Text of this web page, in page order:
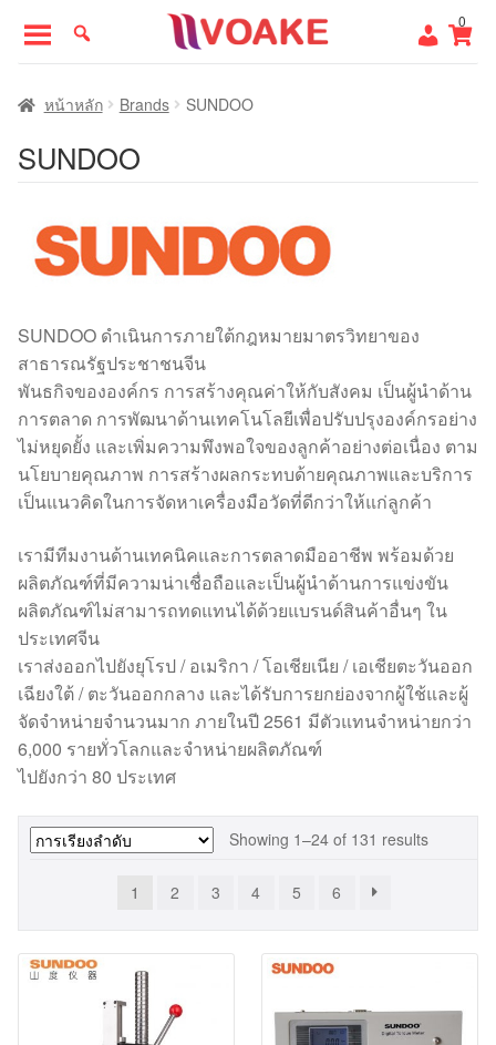
to
navigation
to
content
0
หน้าแรก
หน้าหลัก Brands SUNDOO
SUNDOO
SUNDOO ดำเนินการภายใต้กฎหมายมาตรวิทยาของ
สาธารณรัฐประชาชนจีน
พันธกิจขององค์กร การสร้างคุณค่าให้กับสังคม เป็นผู้นำด้าน
การตลาด การพัฒนาด้านเทคโนโลยีเพื่อปรับปรุงองค์กรอย่าง
ไม่หยุดยั้ง และเพิ่มความพึงพอใจของลูกค้าอย่างต่อเนื่อง ตาม
นโยบายคุณภาพ การสร้างผลกระทบด้ายคุณภาพและบริการ
เป็นแนวคิดในการจัดหาเครื่องมือวัดที่ดีกว่าให้แก่ลูกค้า
เรามีทีมงานด้านเทคนิคและการตลาดมืออาชีพ พร้อมด้วย
ผลิตภัณฑ์ที่มีความน่าเชื่อถือและเป็นผู้นำด้านการแข่งขัน
ผลิตภัณฑ์ไม่สามารถทดแทนได้ด้วยแบรนด์สินค้าอื่นๆ ใน
ประเทศจีน
เราส่งออกไปยังยุโรป / อเมริกา / โอเชียเนีย / เอเชียตะวันออก
เฉียงใต้ / ตะวันออกกลาง และได้รับการยกย่องจากผู้ใช้และผู้
จัดจำหน่ายจำนวนมาก ภายในปี 2561 มีตัวแทนจำหน่ายกว่า
6,000 รายทั่วโลกและจำหน่ายผลิตภัณฑ์
ไปยังกว่า 80 ประเทศ
Showing 1–24 of 131 results
1 2 3 4 5 6